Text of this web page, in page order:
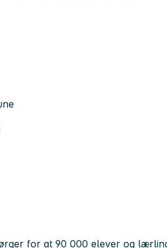
for at 90 000 elever og